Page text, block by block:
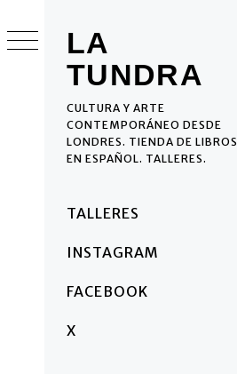
LA
TUNDRA
CULTURA Y ARTE
CONTEMPORÁNEO DESDE
LONDRES. TIENDA DE LIBROS
EN ESPAÑOL. TALLERES.
principal
TALLERES
INSTAGRAM
FACEBOOK
X
al
contenido